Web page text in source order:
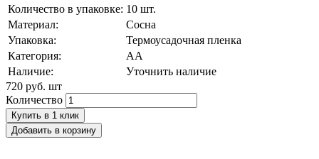
Количество в упаковке: 10 шт.
Материал:
Сосна
Упаковка:
Термоусадочная пленка
Категория:
АА
Наличие:
Уточнить наличие
720 руб. шт
Количество
Купить в 1 клик
Добавить в корзину